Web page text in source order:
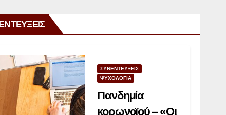
ΣΥΝΕΝΤΕΥΞΕΙΣ
ΨΥΧΟΛΟΓΙΑ
Πανδημία
κορωνοϊού – «Οι